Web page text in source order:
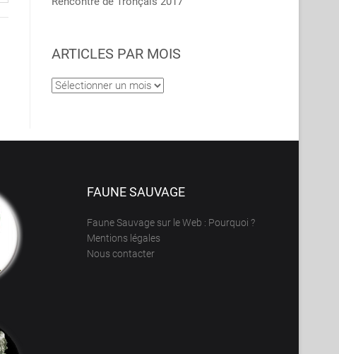
ARTICLES PAR MOIS
Articles
FAUNE SAUVAGE
Faune Sauvage sur le Web : Pourquoi ?
Mentions légales
Nous contacter